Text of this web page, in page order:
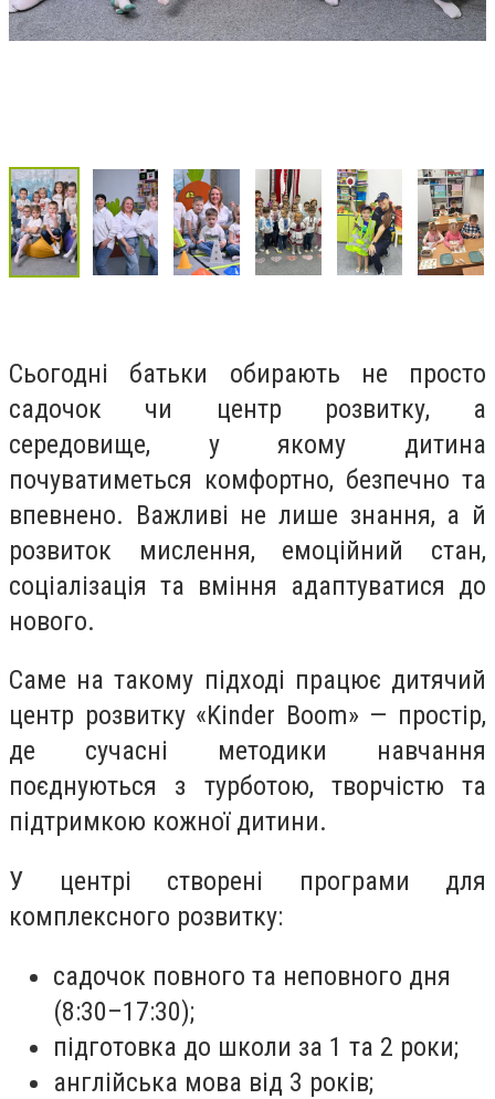
Сьогодні батьки обирають не просто
садочок чи центр розвитку, а
середовище, у якому дитина
почуватиметься комфортно, безпечно та
впевнено. Важливі не лише знання, а й
розвиток мислення, емоційний стан,
соціалізація та вміння адаптуватися до
нового.
Саме на такому підході працює дитячий
центр розвитку «Kinder Boom» — простір,
де сучасні методики навчання
поєднуються з турботою, творчістю та
підтримкою кожної дитини.
У центрі створені програми для
комплексного розвитку:
садочок повного та неповного дня
(8:30–17:30);
підготовка до школи за 1 та 2 роки;
англійська мова від 3 років;